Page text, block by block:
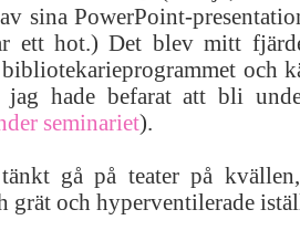
sina PowerPoint-
ett hot.) Det blev mitt
och
jag hade befarat att bli
seminariet).
gå på teater på
grät och hyperventilerade